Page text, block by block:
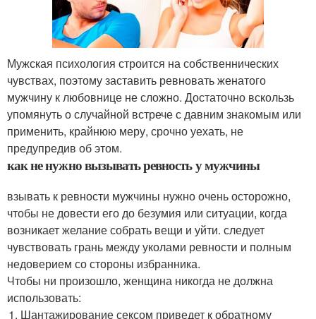
Мужская психология строится на собственнических
чувствах, поэтому заставить ревновать женатого
мужчину к любовнице не сложно. Достаточно вскользь
упомянуть о случайной встрече с давним знакомым или
применить, крайнюю меру, срочно уехать, не
предупредив об этом.
как не нужно вызывать ревность у мужчины
взывать к ревности мужчины нужно очень осторожно,
чтобы не довести его до безумия или ситуации, когда
возникает желание собрать вещи и уйти. следует
чувствовать грань между уколами ревности и полным
недоверием со стороны избранника.
Чтобы ни произошло, женщина никогда не должна
использовать:
Шантажирование сексом приведет к обратному